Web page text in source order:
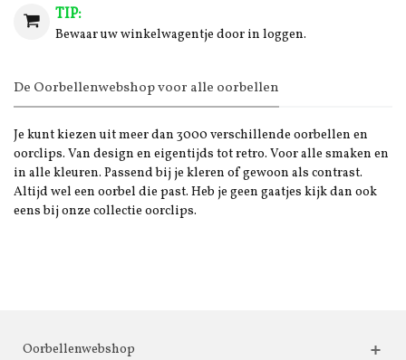
TIP:
Bewaar uw winkelwagentje door in loggen.
De Oorbellenwebshop voor alle oorbellen
Je kunt kiezen uit meer dan 3000 verschillende oorbellen en
oorclips. Van design en eigentijds tot retro. Voor alle smaken en
in alle kleuren. Passend bij je kleren of gewoon als contrast.
Altijd wel een oorbel die past. Heb je geen gaatjes kijk dan ook
eens bij onze collectie oorclips.
Oorbellenwebshop